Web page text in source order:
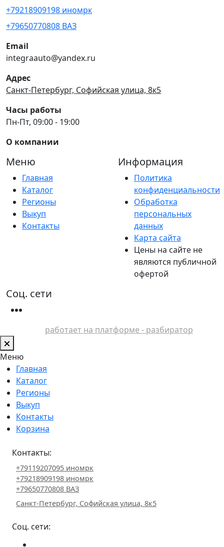
+79218909198 иномрк
+79650770808 ВАЗ
Email
integraauto@yandex.ru
Адрес
Санкт-Петербург, Софийская улица, 8к5
Часы работы
Пн-Пт, 09:00 - 19:00
О компании
Меню
Главная
Каталог
Регионы
Выкуп
Контакты
Информация
Политика
конфиденциальности
Обработка
персональных
данных
Карта сайта
Цены на сайте не
являются публичной
офертой
Соц. сети
работает на платформе - разбиратор
Меню
Главная
Каталог
Регионы
Выкуп
Контакты
Корзина
Контакты:
+79119207095 иномрк
+79218909198 иномрк
+79650770808 ВАЗ
Санкт-Петербург, Софийская улица, 8к5
Соц. сети: